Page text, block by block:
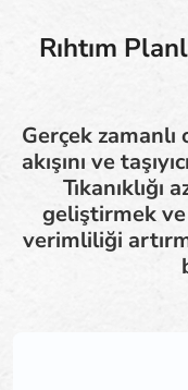
Rıhtım
Gerçek zamanlı
akışını ve
geliştirmek
verimliliği